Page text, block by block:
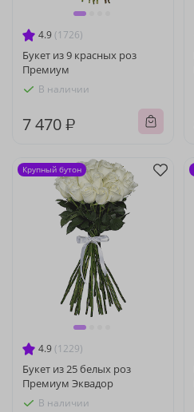
4.9 (1726)
Букет из 9 красных роз
Премиум
В наличии
7 470 ₽
4.9 (1229)
Букет из 25 белых роз
Премиум Эквадор
В наличии
Крупный бутон